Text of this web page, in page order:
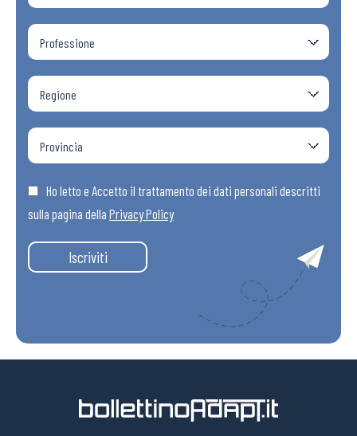
Ho letto e Accetto il trattamento dei dati personali descritti
sulla pagina della Privacy Policy
Iscriviti